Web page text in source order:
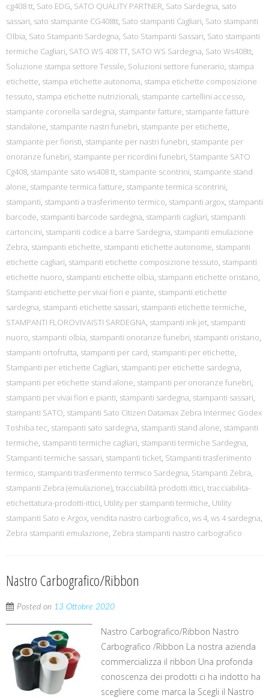
cg408 tt, Sato EDG, SATO QUALITY PARTNER, Sato Sardegna, sato
sassari, sato stampante CG408tt, Sato stampanti Cagliari, Sato stampanti
Olbia, Sato Stampanti Sardegna, Sato Stampanti Sassari, Sato stampanti
termiche Cagliari, SATO WS 408 TT, SATO WS Sardegna, Sato Ws408tt,
Soluzione stampa settore Tessile, Soluzioni settore funerario, stampa
etichette, stampa etichette autonoma, stampa etichette composizione
tessuto, stampa etichette nutrizionali, stampante cartellini accesso,
stampante coronella sardegna, stampante fatture, stampante fatture
standalone, stampante nastri funebri, stampante per etichette,
stampante per fioristi, stampante per nastri funebri, stampante per
onoranze funebri, stampante per ricordini funebri, Stampante SATO
Cg408, stampante sato ws408 tt, stampante scontrini, stampante stand
alone, stampante termica fatture, stampante termica scontrini,
stampanti, stampanti a trasferimento termico, stampanti argox, stampanti
barcode, stampanti barcode sardegna, stampanti cagliari, stampanti
cartoncini, stampanti codice a barre Sardegna, stampanti emulazione
Zebra, stampanti etichette, stampanti etichette autonome, stampanti
etichette cagliari, stampanti etichette composizione tessuto, stampanti
etichette nuoro, stampanti etichette olbia, stampanti etichette oristano,
Stampanti etichette per vivai fiori e piante, stampanti etichette
sardegna, stampanti etichette sassari, stampanti etichette termiche,
STAMPANTI FLOROVIVAISTI SARDEGNA, stampanti ink jet, stampanti
nuoro, stampanti olbia, stampanti onoranze funebri, stampanti oristano,
stampanti ortofrutta, stampanti per card, stampanti per etichette,
Stampanti per etichette Cagliari, stampanti per etichette sardegna,
stampanti per etichette stand alone, stampanti per onoranze funebri,
stampanti per vivai fiori e pianti, stampanti sardegna, stampanti sassari,
stampanti SATO, stampanti Sato Citizen Datamax Zebra Intermec Godex
Toshiba tec, stampanti sato sardegna, stampanti stand alone, stampanti
termiche, stampanti termiche cagliari, stampanti termiche Sardegna,
Stampanti termiche sassari, stampanti ticket, Stampanti trasferimento
termico, stampanti trasferimento termico Sardegna, Stampanti Zebra,
stampanti Zebra (emulazione), tracciabilità prodotti ittici, tracciabilita-
etichettatura-prodotti-ittici, Utility per stampanti termiche, Utility
stampanti Sato e Argox, vendita nastro carbografico, ws 4, ws 4 sardegna,
Zebra stampanti emulazione, Zebra stampanti nastro carbografico
Nastro Carbografico/Ribbon
Posted on 13 Ottobre 2020
Nastro Carbografico/Ribbon Nastro
Carbografico /Ribbon La nostra azienda
commercializza il ribbon Una profonda
conoscenza dei prodotti ci ha indotto ha
scegliere come marca la Scegli il Nastro